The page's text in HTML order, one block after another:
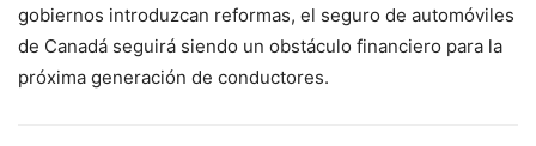
gobiernos introduzcan reformas, el seguro de automóviles
de Canadá seguirá siendo un obstáculo financiero para la
próxima generación de conductores.